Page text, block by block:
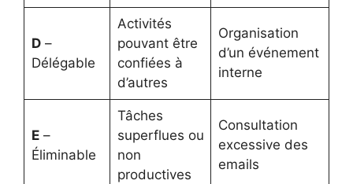
D–
Délégable
Activités
pouvant être
confiées à
d’autres
Organisation
d’un événement
interne
E–
Éliminable
Tâches
superflues ou
non
productives
Consultation
excessive des
emails